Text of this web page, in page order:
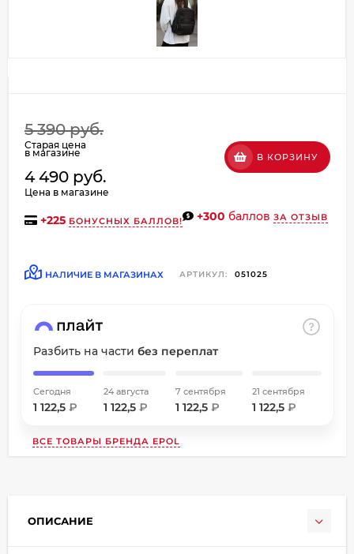
5 390 руб.
Старая цена
в магазине
4 490 руб.
Цена в магазине
В КОРЗИНУ
+225 БОНУСНЫХ БАЛЛОВ! +300 баллов ЗА ОТЗЫВ
НАЛИЧИЕ В МАГАЗИНАХ АРТИКУЛ: 051025
Разбить на части без переплат
Сегодня
1 122,5 ₽
24 августа
1 122,5₽
7 сентября
1 122,5 ₽
21 сентября
1 122,5 ₽
ВСЕ ТОВАРЫ БРЕНДА EPOL
ОПИСАНИЕ
с вашей карты
каждые 2 недели
об оплате Плайтом
25
2 недели
8 800 302-02-51